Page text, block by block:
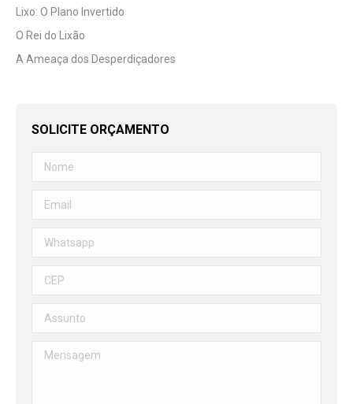
Lixo: O Plano Invertido
O Rei do Lixão
A Ameaça dos Desperdiçadores
SOLICITE ORÇAMENTO